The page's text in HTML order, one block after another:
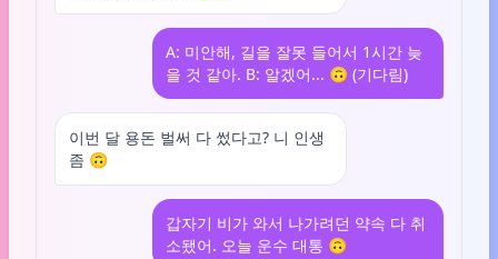
A: 미안해, 길을 잘못 들어서 1시간 늦
을 것 같아. B: 알겠어... 🙃 (기다림)
이번 달 용돈 벌써 다 썼다고? 니 인생
좀 🙃
갑자기 비가 와서 나가려던 약속 다 취
소됐어. 오늘 운수 대통 🙃